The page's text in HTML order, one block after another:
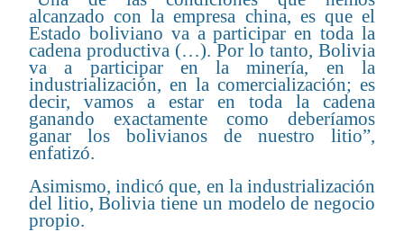
alcanzado con la empresa china, es que el
Estado boliviano va a participar en toda la
cadena productiva (…). Por lo tanto, Bolivia
va a participar en la minería, en la
industrialización, en la comercialización; es
decir, vamos a estar en toda la cadena
ganando exactamente como deberíamos
ganar los bolivianos de nuestro litio”,
enfatizó.
Asimismo, indicó que, en la industrialización
del litio, Bolivia tiene un modelo de negocio
propio.